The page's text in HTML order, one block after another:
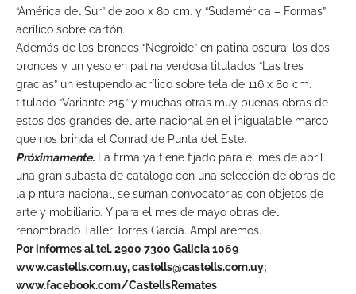
“América del Sur” de 200 x 80 cm. y “Sudamérica – Formas”
acrílico sobre cartón.
Además de los bronces “Negroide” en patina oscura, los dos
bronces y un yeso en patina verdosa titulados “Las tres
gracias” un estupendo acrílico sobre tela de 116 x 80 cm.
titulado “Variante 215” y muchas otras muy buenas obras de
estos dos grandes del arte nacional en el inigualable marco
que nos brinda el Conrad de Punta del Este.
Próximamente.
La firma ya tiene fijado para el mes de abril
una gran subasta de catalogo con una selección de obras de
la pintura nacional, se suman convocatorias con objetos de
arte y mobiliario. Y para el mes de mayo obras del
renombrado Taller Torres García. Ampliaremos.
Por informes al tel. 2900 7300 Galicia 1069
www.castells.com.uy,castells@castells.com.uy;
www.facebook.com/CastellsRemates